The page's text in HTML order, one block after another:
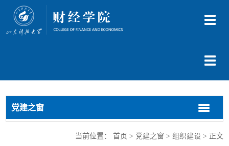
切
切
导
党建之窗
切
换
航
切
换
航
当前位置： 首页 > 党建之窗 > 组织建设> 正文